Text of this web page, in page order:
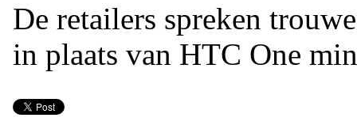
De retailers spreken
in plaats van HTC One